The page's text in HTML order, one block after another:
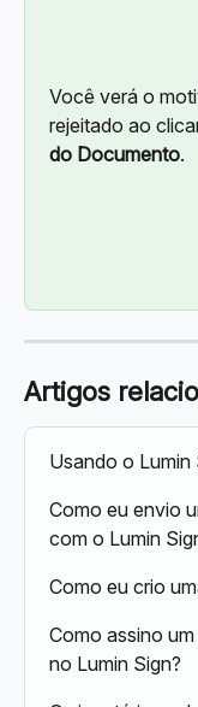
Você verá o
rejeitado ao
do Documento.
Artigos
Usando o Lumin
Como eu envio
com o Lumin
Como eu crio
Como assino
no Lumin Sign?